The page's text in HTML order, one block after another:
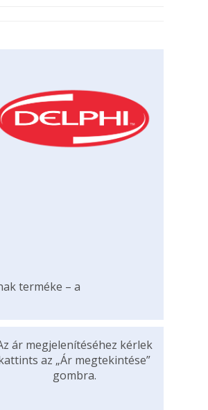
terméke – a
ár megjelenítéséhez kérlek
az „Ár megtekintése”
gombra.